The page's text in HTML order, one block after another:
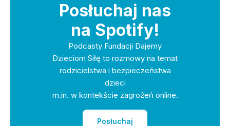
Posłuchaj nas
na Spotify!
Podcasty Fundacji Dajemy
Dzieciom Siłę to rozmowy na temat
rodzicielstwa i bezpieczeństwa
dzieci
m.in. w kontekście zagrożeń online.
Posłuchaj